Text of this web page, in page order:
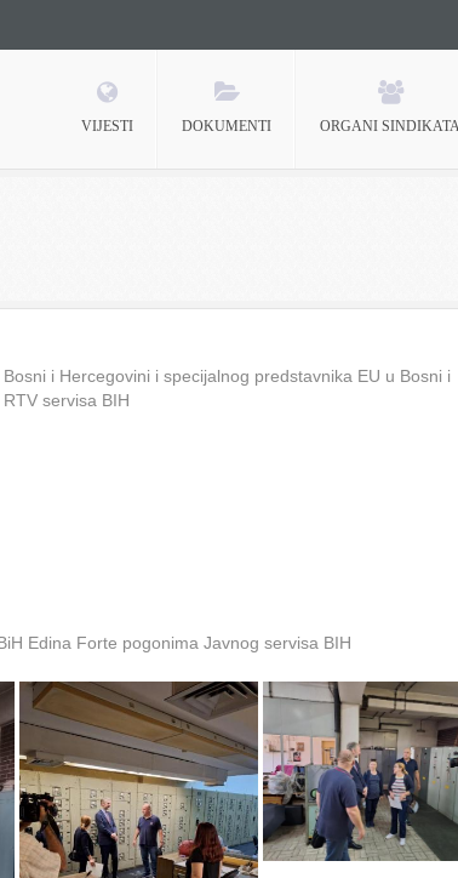
VIJESTI DOKUMENTI ORGANI
i Hercegovini i specijalnog predstavnika EU u Bosni i
servisa BIH
Edina Forte pogonima Javnog servisa BIH